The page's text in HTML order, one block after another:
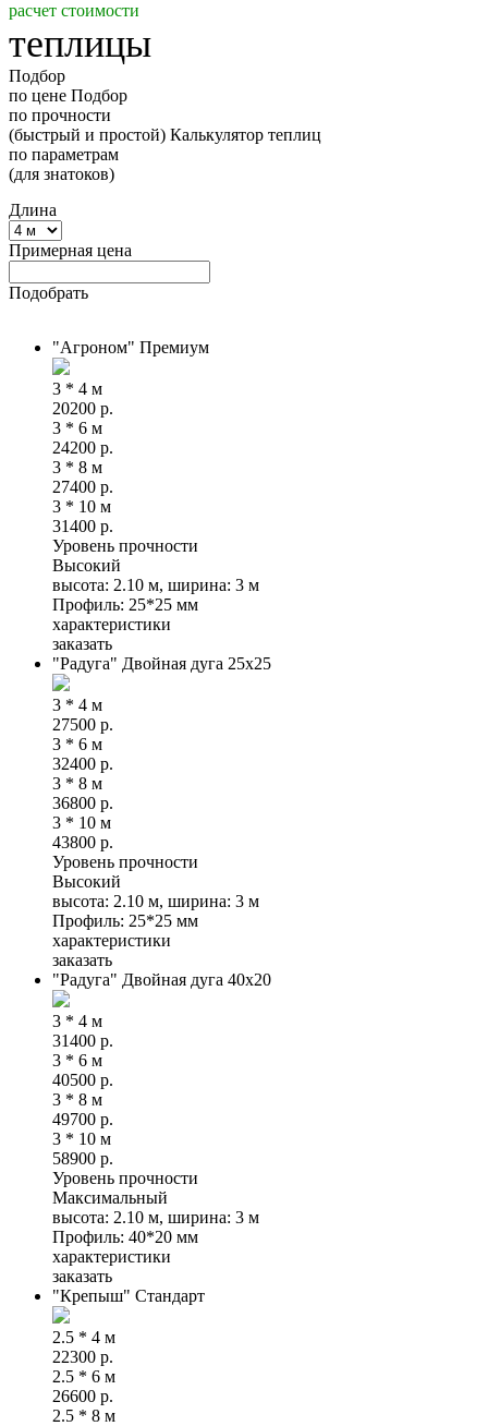
расчет стоимости
теплицы
Подбор
по цене Подбор
по прочности
(быстрый и простой) Калькулятор теплиц
по параметрам
(для знатоков)
Длина
Примерная цена
Подобрать
"Агроном" Премиум
3 * 4 м
20200 р.
3 * 6 м
24200 р.
3 * 8 м
27400 р.
3 * 10 м
31400 р.
Уровень прочности
Высокий
высота: 2.10 м, ширина: 3 м
Профиль: 25*25 мм
характеристики
заказать
"Радуга" Двойная дуга 25х25
3 * 4 м
27500 р.
3 * 6 м
32400 р.
3 * 8 м
36800 р.
3 * 10 м
43800 р.
Уровень прочности
Высокий
высота: 2.10 м, ширина: 3 м
Профиль: 25*25 мм
характеристики
заказать
"Радуга" Двойная дуга 40х20
3 * 4 м
31400 р.
3 * 6 м
40500 р.
3 * 8 м
49700 р.
3 * 10 м
58900 р.
Уровень прочности
Максимальный
высота: 2.10 м, ширина: 3 м
Профиль: 40*20 мм
характеристики
заказать
"Крепыш" Стандарт
2.5 * 4 м
22300 р.
2.5 * 6 м
26600 р.
2.5 * 8 м